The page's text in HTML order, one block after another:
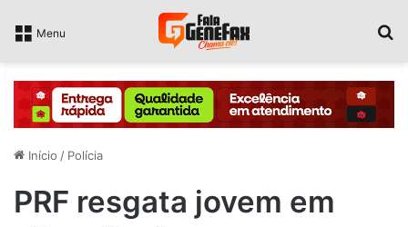
Menu
Início / Polícia
PRF resgata jovem em